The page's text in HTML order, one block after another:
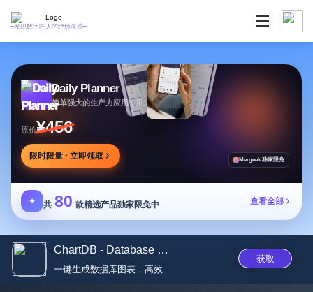
发现数字匠人的绝妙灵感
Daily Planner
简单强大的生产力应用，助您安排任务专注目标
原价¥456
限时限量 · 立即领取 Mergeek 独家限免
✦ 共 80 款精选产品独家限免中 查看全部
ChartDB - Database schema diag...
一键生成数据库图表，高效设计专...
获取